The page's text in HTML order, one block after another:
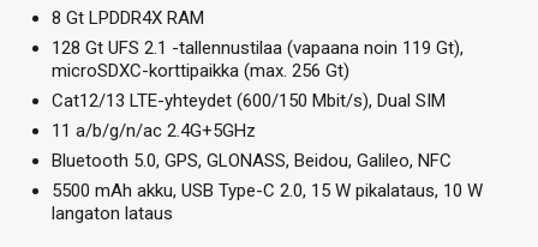
8 Gt LPDDR4X RAM
128 Gt UFS 2.1 -tallennustilaa (vapaana noin 119 Gt),
microSDXC-korttipaikka (max. 256 Gt)
Cat12/13 LTE-yhteydet (600/150 Mbit/s), Dual SIM
11 a/b/g/n/ac 2.4G+5GHz
Bluetooth 5.0, GPS, GLONASS, Beidou, Galileo, NFC
5500 mAh akku, USB Type-C 2.0, 15 W pikalataus, 10 W
langaton lataus